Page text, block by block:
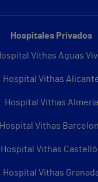
Hospitales Privados
Vithas Aguas
Hospital Vithas
Hospital Vithas Almería
Hospital Vithas
Hospital Vithas
Hospital Vithas